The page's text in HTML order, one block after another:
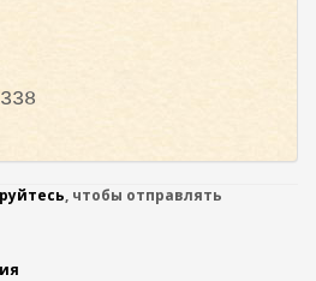
, чтобы отправлять